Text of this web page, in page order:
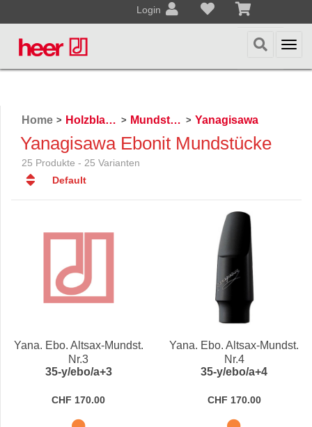
Login
Home > Holzblasinstrumente > Mundstücke > Yanagisawa
Yanagisawa Ebonit Mundstücke
25 Produkte - 25 Varianten
Default
Default
Datum
Name
Preis
Yana. Ebo. Altsax-Mundst.
Nr.3
35-y/ebo/a+3
CHF 170.00
Yana. Ebo. Altsax-Mundst.
Nr.4
35-y/ebo/a+4
CHF 170.00